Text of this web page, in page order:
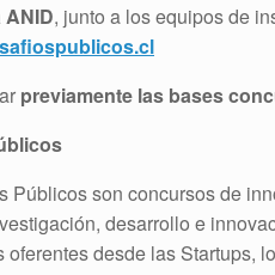
, junto a los equipos de
previamente las bases
Públicos son concursos de
desarrollo e
oferentes desde las Startups,